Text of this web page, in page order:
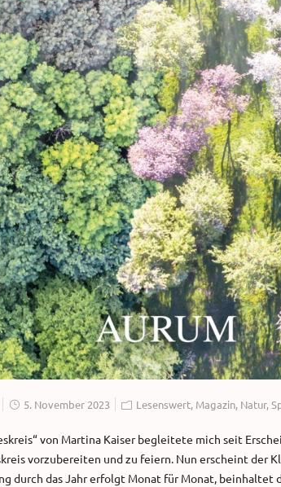
5. November 2023 Lesenswert, Magazin, Natur,
von Martina Kaiser begleitete mich seit
vorzubereiten und zu feiern. Nun erscheint der
durch das Jahr erfolgt Monat für Monat,